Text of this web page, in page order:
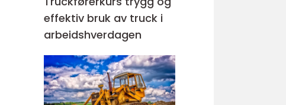
effektiv bruk av truck i
arbeidshverdagen